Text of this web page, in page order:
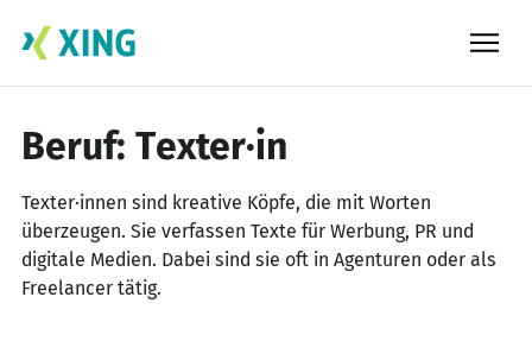
Beruf: Texter·in
Texter·innen sind kreative Köpfe, die mit Worten
überzeugen. Sie verfassen Texte für Werbung, PR und
digitale Medien. Dabei sind sie oft in Agenturen oder als
Freelancer tätig.